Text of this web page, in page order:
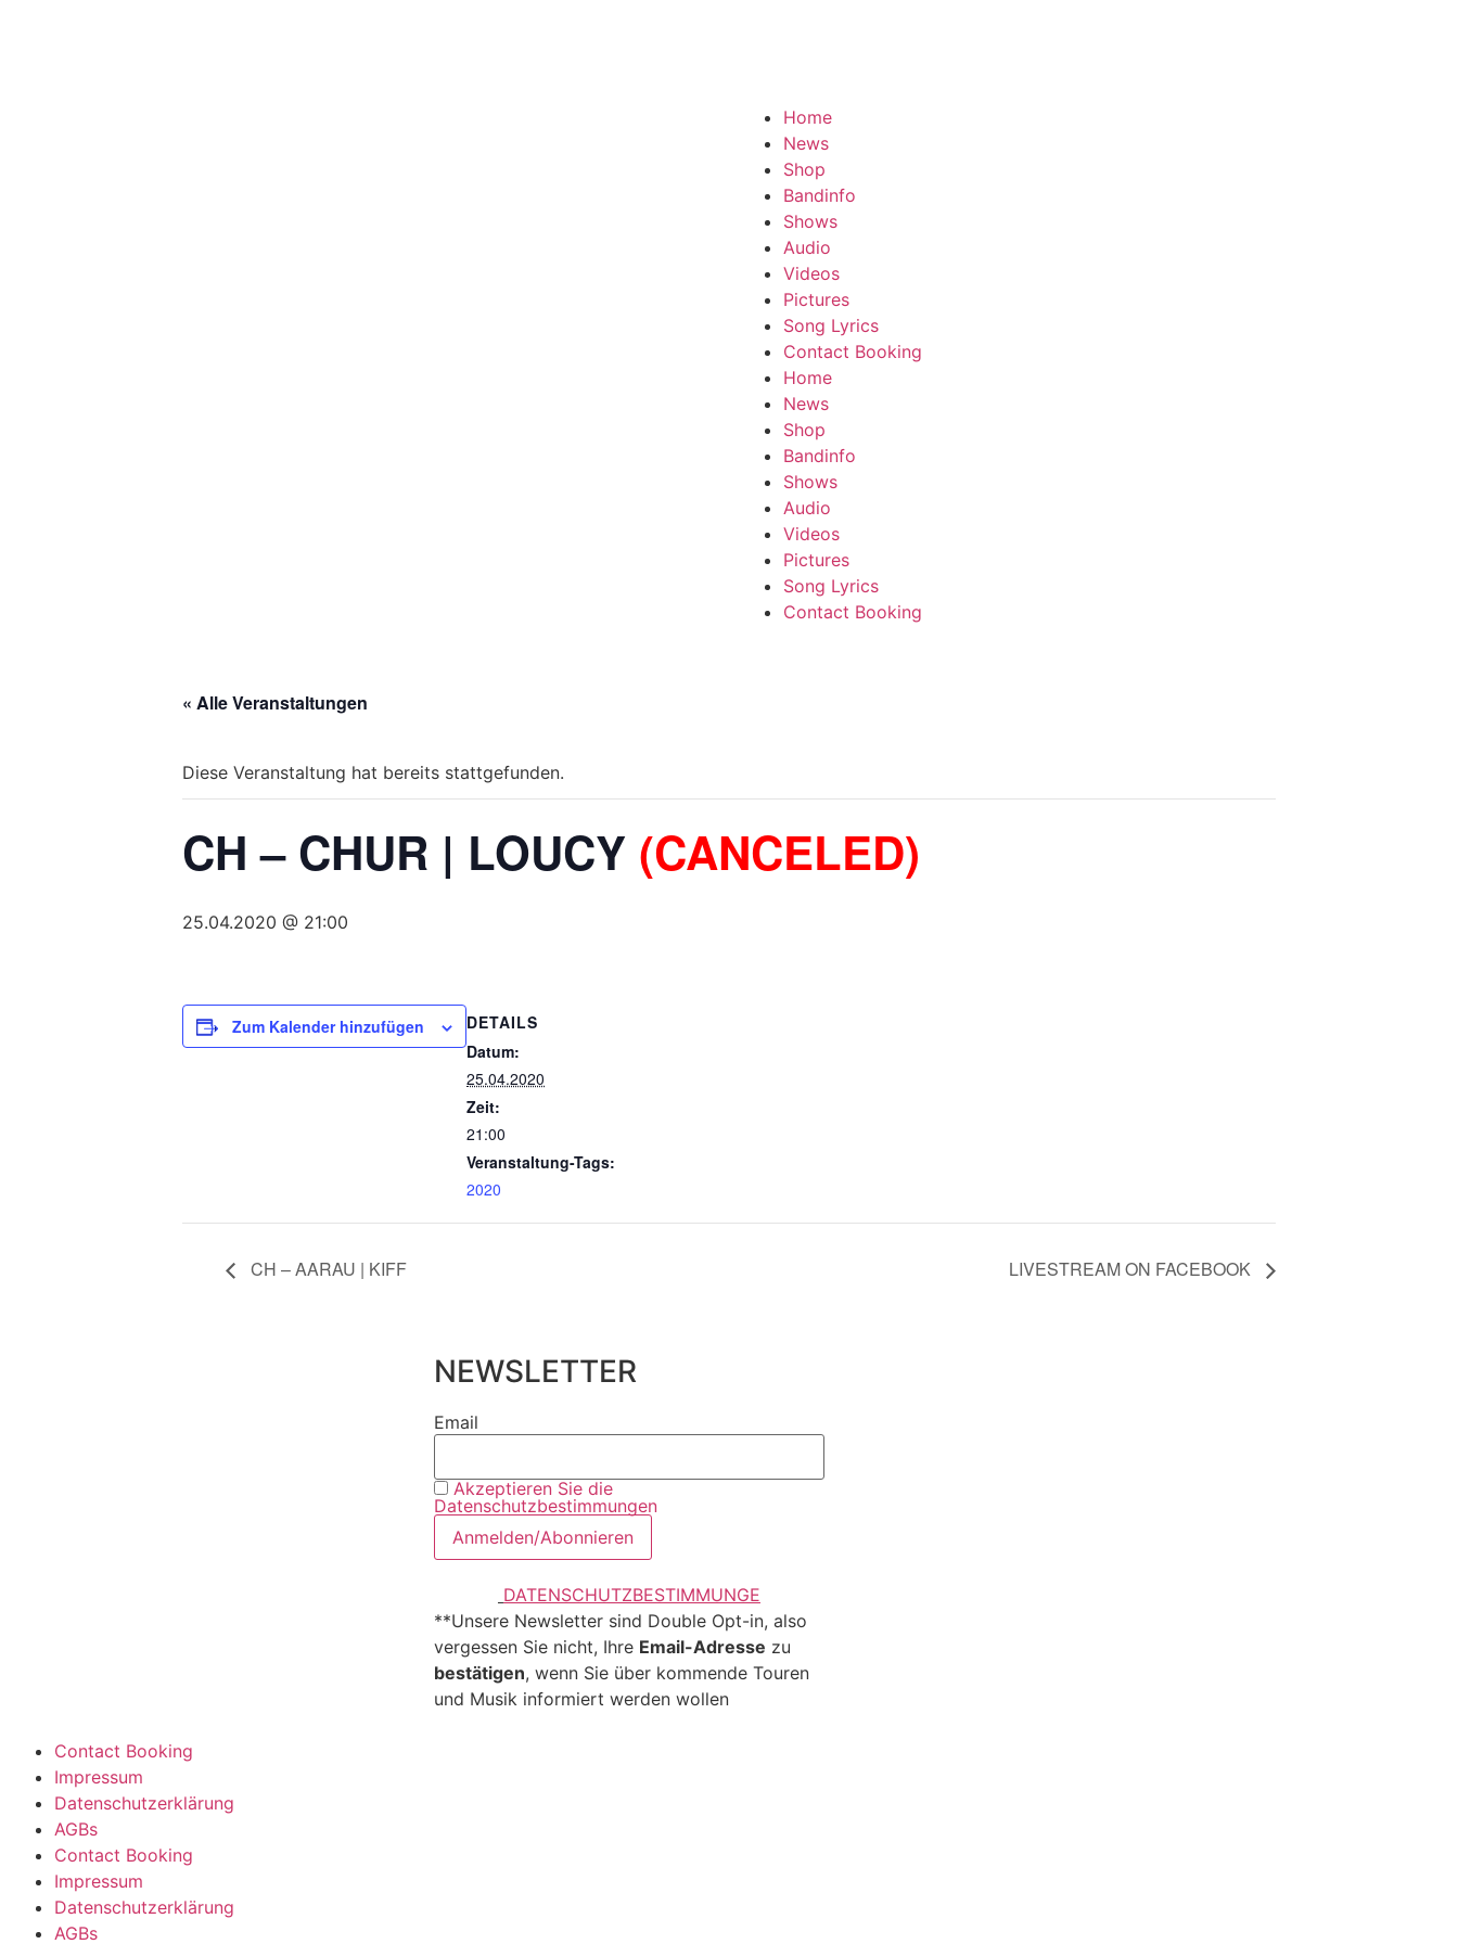
Home
News
Shop
Bandinfo
Shows
Audio
Videos
Pictures
Song Lyrics
Contact Booking
Home
News
Shop
Bandinfo
Shows
Audio
Videos
Pictures
Song Lyrics
Contact Booking
« Alle Veranstaltungen
Diese Veranstaltung hat bereits stattgefunden.
CH – CHUR | LOUCY (CANCELED)
25.04.2020 @ 21:00
Zum Kalender hinzufügen
DETAILS
Datum:
25.04.2020
Zeit:
21:00
Veranstaltung-Tags:
2020
CH – AARAU | KIFF LIVESTREAM ON FACEBOOK
NEWSLETTER
Email
Akzeptieren Sie die
Datenschutzbestimmungen
DATENSCHUTZBESTIMMUNGE
**Unsere Newsletter sind Double Opt-in, also
vergessen Sie nicht, Ihre Email-Adresse zu
bestätigen, wenn Sie über kommende Touren
und Musik informiert werden wollen
Contact Booking
Impressum
Datenschutzerklärung
AGBs
Contact Booking
Impressum
Datenschutzerklärung
AGBs